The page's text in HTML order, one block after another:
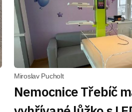
Miroslav Pucholt
Nemocnice Třebíč